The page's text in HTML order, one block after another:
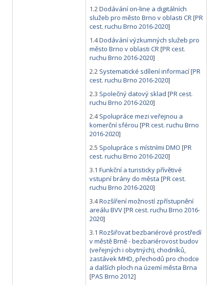
1.2Dodávání on-line a digitálních
služeb pro město Brno v oblasti CR[PR
cest. ruchu Brno 2016-2020]
1.4Dodávání výzkumných služeb pro
město Brno v oblasti CR[PR cest.
ruchu Brno 2016-2020]
2.2 Systematické sdílení informací[PR
cest. ruchu Brno 2016-2020]
2.3 Společný datový sklad [PR cest.
ruchu Brno 2016-2020]
2.4 Spolupráce mezi veřejnou a
komerční sférou [PR cest. ruchu Brno
2016-2020]
2.5 Spolupráce s místními DMO [PR
cest. ruchu Brno 2016-2020]
3.1 Funkční a turisticky přívětivé
vstupní brány do města [PR cest.
ruchu Brno 2016-2020]
3.4Rozšíření možností zpřístupnění
areálu BVV[PR cest. ruchu Brno 2016-
2020]
3.1 Rozšiřovat bezbariérové prostředí
v městě Brně - bezbariérovost budov
(veřejných i obytných), chodníků,
zastávek MHD, přechodů pro chodce
a dalších ploch na území města Brna
[PAS Brno 2012]